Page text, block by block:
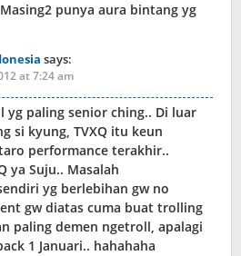
punya aura bintang yg
says:
at 7:24 am
yg paling senior ching.. Di luar
si kyung, TVXQ itu keun
performance terakhir..
ya Suju.. Masalah
yg berlebihan gw no
gw diatas cuma buat trolling
paling demen ngetroll, apalagi
1 Januari.. hahahaha